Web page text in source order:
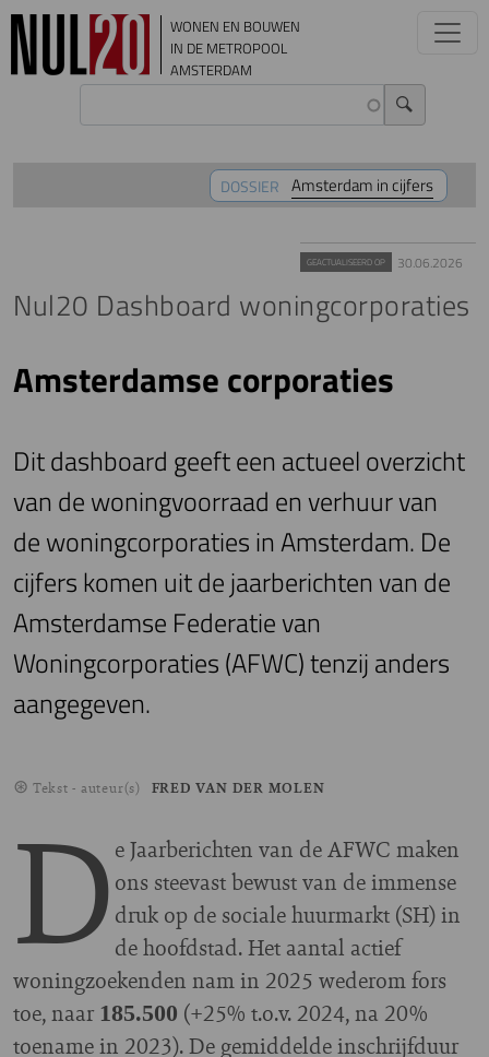
Overslaan en naar de inhoud gaan
WONEN EN BOUWEN
IN DE METROPOOL
AMSTERDAM
DOSSIER Amsterdam in cijfers
GEACTUALISEERD OP 30.06.2026
Nul20 Dashboard woningcorporaties
Amsterdamse corporaties
Dit dashboard geeft een actueel overzicht
van de woningvoorraad en verhuur van
de woningcorporaties in Amsterdam. De
cijfers komen uit de jaarberichten van de
Amsterdamse Federatie van
Woningcorporaties (AFWC) tenzij anders
aangegeven.
Tekst - auteur(s) FRED VAN DER MOLEN
D e Jaarberichten van de AFWC maken
ons steevast bewust van de immense
druk op de sociale huurmarkt (SH) in
de hoofdstad. Het aantal actief
woningzoekenden nam in 2025 wederom fors
toe, naar 185.500 (+25% t.o.v. 2024, na 20%
toename in 2023). De gemiddelde inschrijfduur